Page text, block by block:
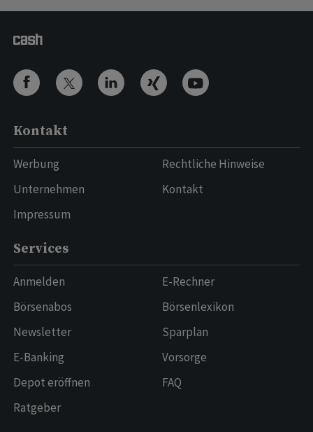
Kontakt
Werbung
Unternehmen
Impressum
Rechtliche Hinweise
Kontakt
Services
Anmelden
Börsenabos
Newsletter
E-Banking
Depot eröffnen
Ratgeber
E-Rechner
Börsenlexikon
Sparplan
Vorsorge
FAQ